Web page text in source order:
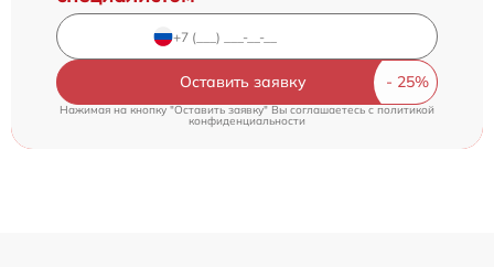
Оставить заявку
Нажимая на кнопку "Оставить заявку" Вы соглашаетесь cполитикой
конфиденциальности